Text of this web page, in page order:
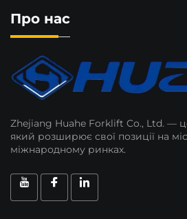
Про нас
Zhejiang Huahe Forklift Co., Ltd. —
який розширює свої позиції на
міжнародному ринках.